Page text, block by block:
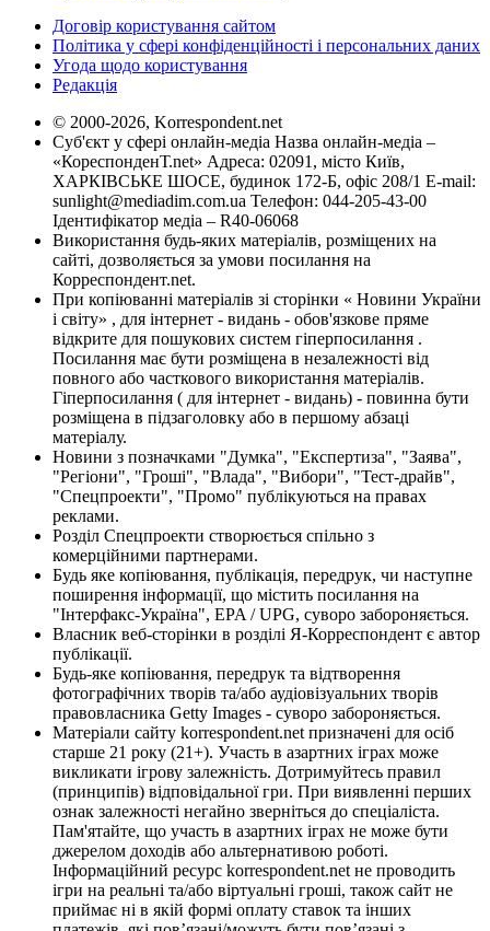
Договір користування сайтом
Політика у сфері конфіденційності і персональних даних
Угода щодо користування
Редакція
© 2000-2026, Korrespondent.net
Суб'єкт у сфері онлайн-медіа Назва онлайн-медіа –
«КореспонденТ.net» Адреса: 02091, місто Київ,
ХАРКІВСЬКЕ ШОСЕ, будинок 172-Б, офіс 208/1 E-mail:
sunlight@mediadim.com.ua Телефон: 044-205-43-00
Ідентифікатор медіа – R40-06068
Використання будь-яких матеріалів, розміщених на
сайті, дозволяється за умови посилання на
Корреспондент.net.
При копіюванні матеріалів зі сторінки « Новини України
і світу» , для інтернет - видань - обов'язкове пряме
відкрите для пошукових систем гіперпосилання .
Посилання має бути розміщена в незалежності від
повного або часткового використання матеріалів.
Гіперпосилання ( для інтернет - видань) - повинна бути
розміщена в підзаголовку або в першому абзаці
матеріалу.
Новини з позначками "Думка", "Експертиза", "Заява",
"Регіони", "Гроші", "Влада", "Вибори", "Тест-драйв",
"Спецпроекти", "Промо" публікуються на правах
реклами.
Розділ Спецпроекти створюється спільно з
комерційними партнерами.
Будь яке копіювання, публікація, передрук, чи наступне
поширення інформації, що містить посилання на
"Інтерфакс-Україна", EPA / UPG, суворо забороняється.
Власник веб-сторінки в розділі Я-Корреспондент є автор
публікації.
Будь-яке копіювання, передрук та відтворення
фотографічних творів та/або аудіовізуальних творів
правовласника Getty Images - суворо забороняється.
Матеріали сайту korrespondent.net призначені для осіб
старше 21 року (21+). Участь в азартних іграх може
викликати ігрову залежність. Дотримуйтесь правил
(принципів) відповідальної гри. При виявленні перших
ознак залежності негайно зверніться до спеціаліста.
Пам'ятайте, що участь в азартних іграх не може бути
джерелом доходів або альтернативою роботі.
Інформаційний ресурс korrespondent.net не проводить
ігри на реальні та/або віртуальні гроші, також сайт не
приймає ні в якій формі оплату ставок та інших